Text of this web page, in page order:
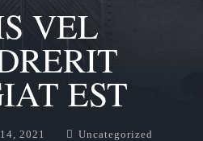
VEL
EST
2021 Uncategorized